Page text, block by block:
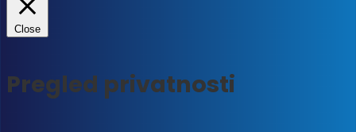
Close
Pregled privatnosti